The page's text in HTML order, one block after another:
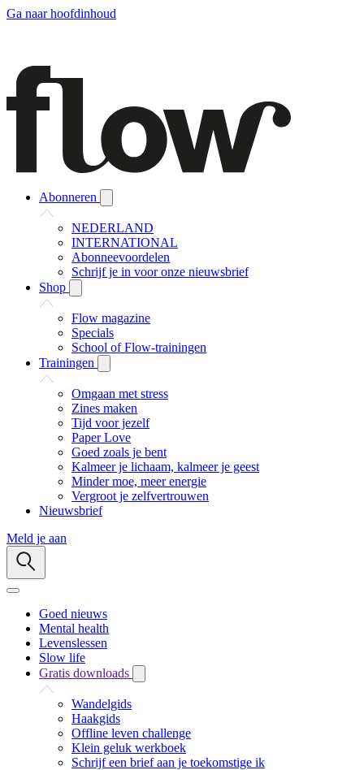
Ga naar hoofdinhoud
Abonneren
NEDERLAND
INTERNATIONAL
Abonneevoordelen
Schrijf je in voor onze nieuwsbrief
Shop
Flow magazine
Specials
School of Flow-trainingen
Trainingen
Omgaan met stress
Zines maken
Tijd voor jezelf
Paper Love
Goed zoals je bent
Kalmeer je lichaam, kalmeer je geest
Minder moe, meer energie
Vergroot je zelfvertrouwen
Nieuwsbrief
Meld je aan
Goed nieuws
Mental health
Levenslessen
Slow life
Gratis downloads
Wandelgids
Haakgids
Offline leven challenge
Klein geluk werkboek
Schrijf een brief aan je toekomstige ik